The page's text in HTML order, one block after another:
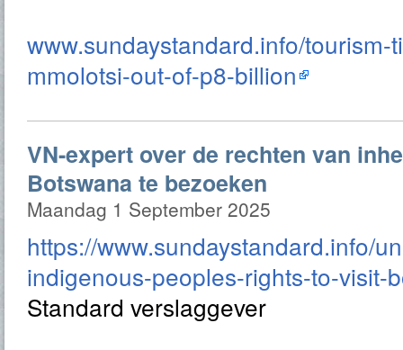
www.sundaystandard.info/
mmolotsi-out-of-p8-billion
VN-expert over de rechten van
Botswana te bezoeken
Maandag 1 September 2025
https://www.sundaystandard.info/
indigenous-peoples-rights-to-visit-
Standard verslaggever